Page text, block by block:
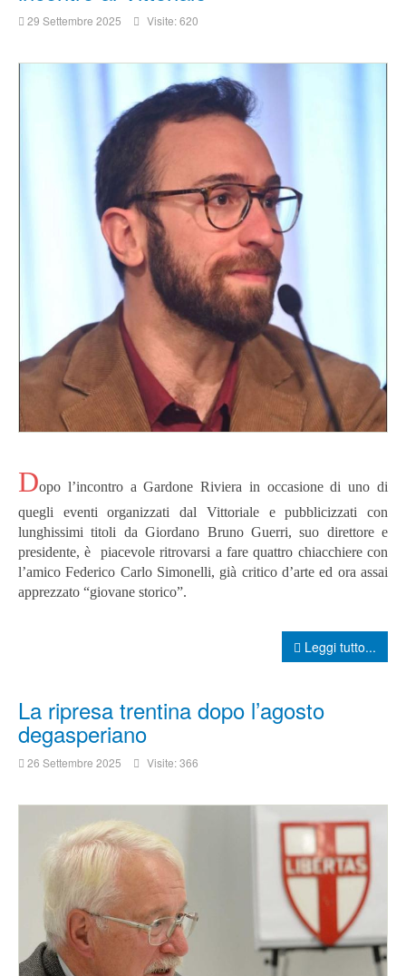
29 Settembre 2025 Visite: 620
Dopo l’incontro a Gardone Riviera in occasione di uno di
quegli eventi organizzati dal Vittoriale e pubblicizzati con
lunghissimi titoli da Giordano Bruno Guerri, suo direttore e
presidente, è piacevole ritrovarsi a fare quattro chiacchiere con
l’amico Federico Carlo Simonelli, già critico d’arte ed ora assai
apprezzato “giovane storico”.
Leggi tutto...
La ripresa trentina dopo l’agosto
degasperiano
26 Settembre 2025 Visite: 366